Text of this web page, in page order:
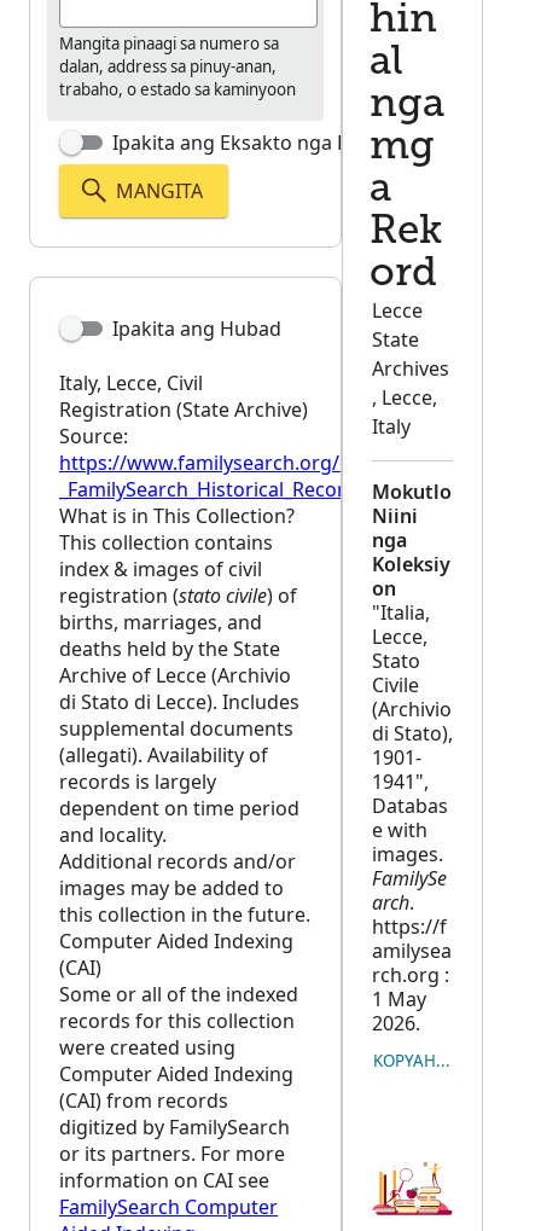
Mangita pinaagi sa numero sa
dalan, address sa pinuy-anan,
trabaho, o estado sa kaminyoon
Ipakita ang Eksakto nga Pagpangita
MANGITA
Ipakita ang Hubad
Italy, Lecce, Civil
Registration (State Archive)
Source:
https://www.familysearch.org/en/wiki/
_FamilySearch_Historical_Records
What is in This Collection?
This collection contains
index & images of civil
registration (stato civile) of
births, marriages, and
deaths held by the State
Archive of Lecce (Archivio
di Stato di Lecce). Includes
supplemental documents
(allegati). Availability of
records is largely
dependent on time period
and locality.
Additional records and/or
images may be added to
this collection in the future.
Computer Aided Indexing
(CAI)
Some or all of the indexed
records for this collection
were created using
Computer Aided Indexing
(CAI) from records
digitized by FamilySearch
or its partners. For more
information on CAI see
FamilySearch Computer
hin
al
nga
mg
a
Rek
ord
Lecce
State
Archives
, Lecce,
Italy
Mokutlo
Niini
nga
Koleksiy
on
"Italia,
Lecce,
Stato
Civile
(Archivio
di Stato),
1901-
1941",
Databas
e with
images.
FamilySe
arch.
https://f
amilysea
rch.org :
1 May
2026.
KOPYAHON ANG